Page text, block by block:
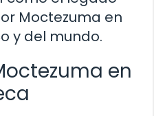
Moctezuma en
y del mundo.
en